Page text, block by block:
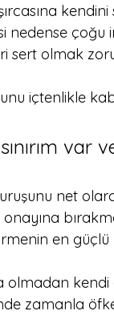
nedense
sert olmak
içtenlikle
var
net
onayına
en güçlü
olmadan kendi
zamanla